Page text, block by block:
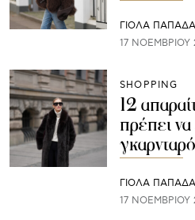
ΓΙΌΛΑ
17 ΝΟΕΜΒΡΊΟΥ
SHOPPING
12
πρέπει να
ΓΙΌΛΑ
17 ΝΟΕΜΒΡΊΟΥ